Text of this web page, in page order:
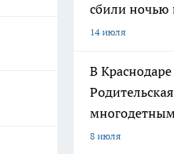
сбили ночью
14 июля
В
8 июля